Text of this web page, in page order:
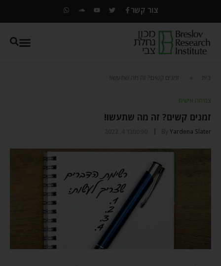
צור קשר
» זמנים קשים? זה מה שתעשו!
צמיחה אישית
זמנים קשים? זה מה שתעשו!
ByYardena Slater ספטמבר 4, 2022